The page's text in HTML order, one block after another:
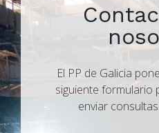
El PP de Galicia
siguiente formulario
enviar